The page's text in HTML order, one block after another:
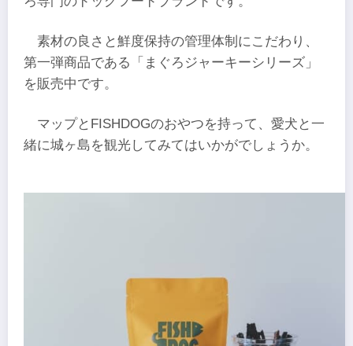
素材の良さと鮮度保持の管理体制にこだわり、
第一弾商品である「まぐろジャーキーシリーズ」
を販売中です。
マップとFISHDOGのおやつを持って、愛犬と一
緒に城ヶ島を観光してみてはいかがでしょうか。